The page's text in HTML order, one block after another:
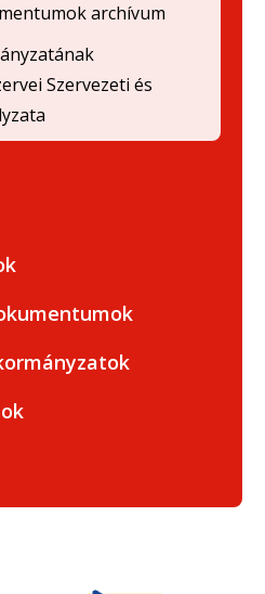
archívum
Szervezeti és